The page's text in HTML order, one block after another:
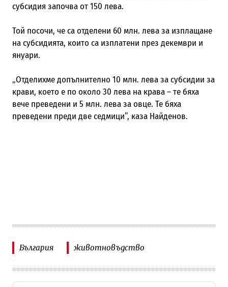
субсидия започва от 150 лева.
Той посочи, че са отделени 60 млн. лева за изплащане
на субсидията, които са изплатени през декември и
януари.
„Отделихме допълнително 10 млн. лева за субсидии за
крави, което е по около 30 лева на крава – те бяха
вече преведени и 5 млн. лева за овце. Те бяха
преведени преди две седмици”, каза Найденов.
България животновъдство